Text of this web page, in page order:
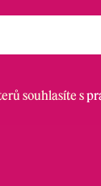
souhlasíte s